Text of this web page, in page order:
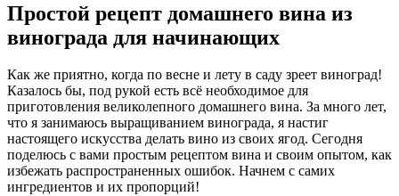
Простой рецепт домашнего вина из
винограда для начинающих
Как же приятно, когда по весне и лету в саду зреет виноград!
Казалось бы, под рукой есть всё необходимое для
приготовления великолепного домашнего вина. За много лет,
что я занимаюсь выращиванием винограда, я настиг
настоящего искусства делать вино из своих ягод. Сегодня
поделюсь с вами простым рецептом вина и своим опытом, как
избежать распространенных ошибок. Начнем с самих
ингредиентов и их пропорций!